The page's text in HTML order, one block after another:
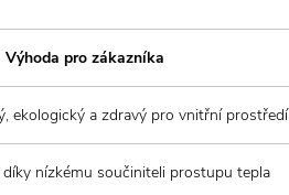
Výhoda pro zákazníka
ekologický a zdravý pro vnitřní prostředí
nízkému součiniteli prostupu tepla